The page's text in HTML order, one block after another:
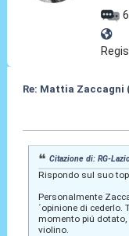
Re: Mattia Zaccagni
Citazione di: RG-
Rispondo sul suo
Personalmente
´opinione di
momento piú dotato,
violino.